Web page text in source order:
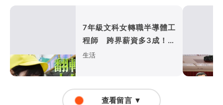
7年級文科女轉職半導體工
程師 跨界薪資多3成！全
靠這利器
生活
查看留言 ▼